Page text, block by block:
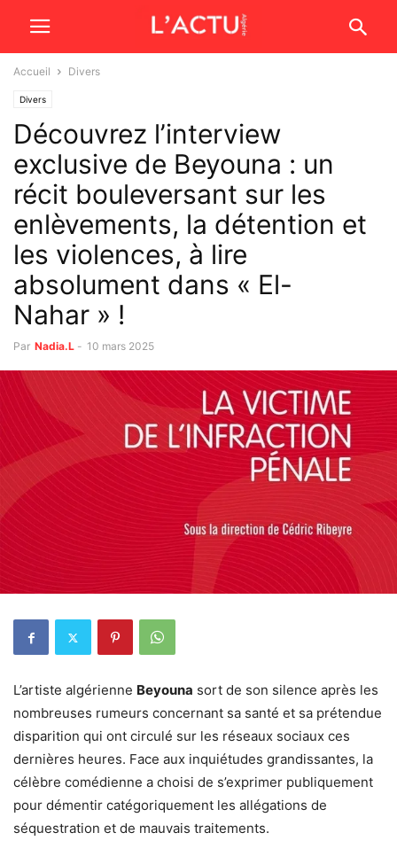
Accueil Divers
Divers
Découvrez l’interview
exclusive de Beyouna : un
récit bouleversant sur les
enlèvements, la détention et
les violences, à lire
absolument dans « El-
Nahar » !
Par Nadia.L - 10 mars 2025
L’artiste algérienne Beyouna sort de son silence après les
nombreuses rumeurs concernant sa santé et sa prétendue
disparition qui ont circulé sur les réseaux sociaux ces
dernières heures. Face aux inquiétudes grandissantes, la
célèbre comédienne a choisi de s’exprimer publiquement
pour démentir catégoriquement les allégations de
séquestration et de mauvais traitements.